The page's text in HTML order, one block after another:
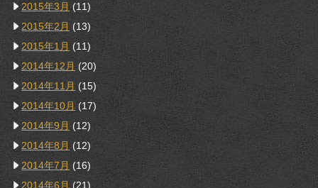
2015年3月 (11)
2015年2月 (13)
2015年1月 (11)
2014年12月 (20)
2014年11月 (15)
2014年10月 (17)
2014年9月 (12)
2014年8月 (12)
2014年7月 (16)
2014年6月 (21)